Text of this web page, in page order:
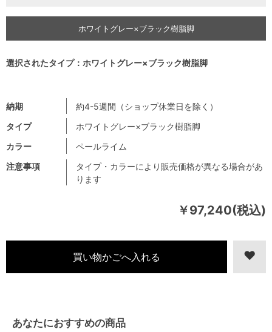
￥97,240(税込)
注意事項
タイプ・カラーにより販売価格が異なる場合があ
ります
納期
約4-5週間（ショップ休業日を除く）
タイプ
ホワイトグレー×ブラック樹脂脚
カラー
ペールライム
ホワイトグレー×ブラック樹脂脚
選択されたタイプ：ホワイトグレー×ブラック樹脂脚
あなたにおすすめの商品